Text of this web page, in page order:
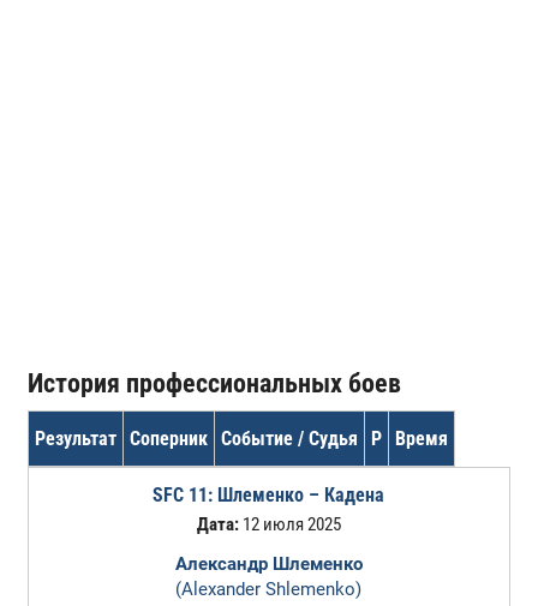
История профессиональных боев
Результат Соперник Событие / Судья Р Время
SFC 11: Шлеменко – Кадена
Дата:12 июля 2025
Александр Шлеменко
(Alexander Shlemenko)